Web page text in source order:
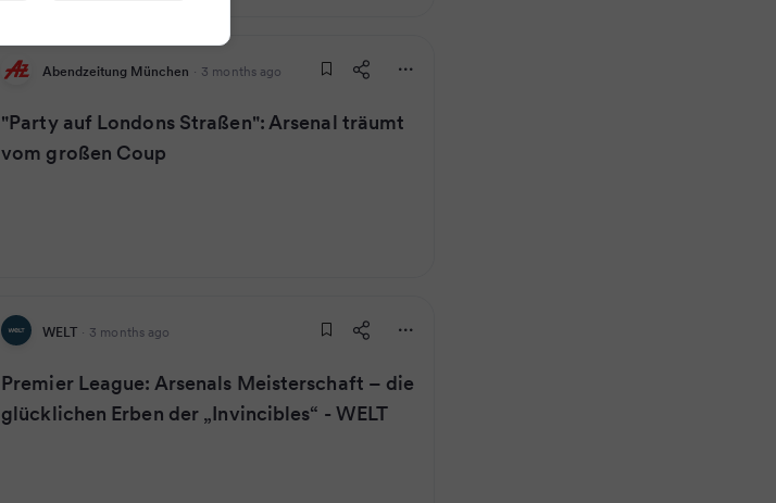
Abendzeitung München · 3 months ago
"Party auf Londons Straßen": Arsenal träumt
vom großen Coup
WELT · 3 months ago
Premier League: Arsenals Meisterschaft – die
glücklichen Erben der „Invincibles“ - WELT